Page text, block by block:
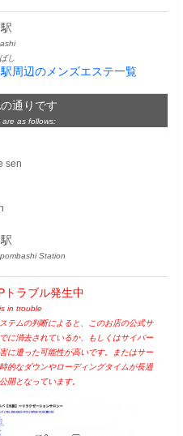
し
周辺のメンズエステ一覧
通りです
as follows:
sen
Station
トラブル発生中
in trouble
テムの判断によると、このお店の公式サ
に消去されているか、もしくはサイバー
に遭った可能性が高いです。またはサー
的なダウンやローディングタイムが長過
開となっています。